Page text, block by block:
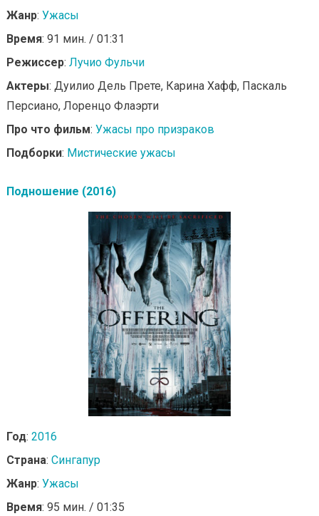
Жанр: Ужасы
Время: 91 мин. / 01:31
Режиссер: Лучио Фульчи
Актеры: Дуилио Дель Прете, Карина Хафф, Паскаль
Персиано, Лоренцо Флаэрти
Про что фильм: Ужасы про призраков
Подборки: Мистические ужасы
Подношение (2016)
Год: 2016
Страна: Сингапур
Жанр: Ужасы
Время: 95 мин. / 01:35